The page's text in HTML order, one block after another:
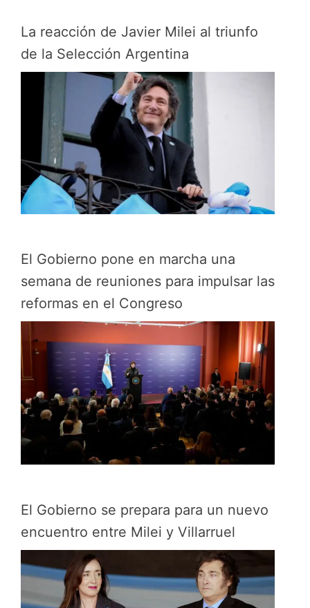
La reacción de Javier Milei al triunfo
de la Selección Argentina
El Gobierno pone en marcha una
semana de reuniones para impulsar las
reformas en el Congreso
El Gobierno se prepara para un nuevo
encuentro entre Milei y Villarruel